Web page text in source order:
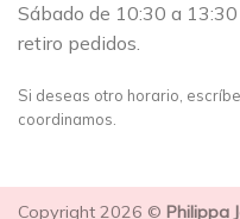
Sábado de 10:30 a
retiro pedidos.
Si deseas otro horario,
coordinamos.
Copyright 2026 © Philippa